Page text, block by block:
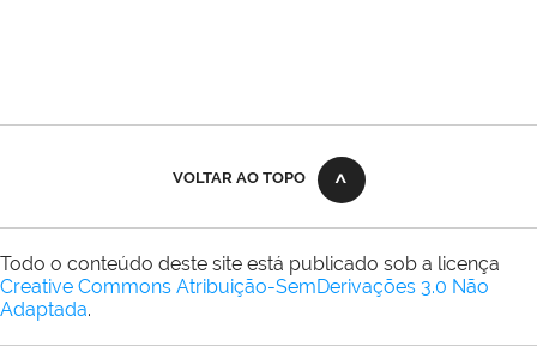
VOLTAR AO TOPO
Todo o conteúdo deste site está publicado sob a licença
Creative Commons Atribuição-SemDerivações 3.0 Não
Adaptada.